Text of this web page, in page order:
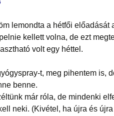
lemondta a hétfői előadását
kellett volna, de ezt
volt egy héttel.
t, meg pihentem is,
benne.
már róla, de mindenki
neki. (Kivétel, ha újra és